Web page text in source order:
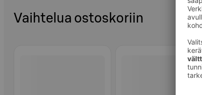
Vaihtelua ostoskoriin